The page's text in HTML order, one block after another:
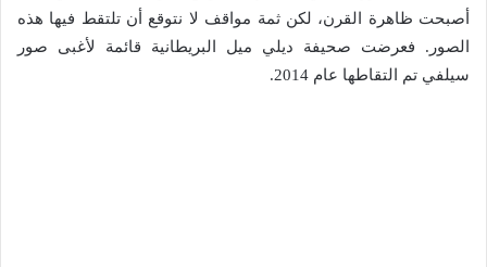
أصبحت ظاهرة القرن، لكن ثمة مواقف لا نتوقع أن تلتقط فيها هذه
الصور. فعرضت صحيفة ديلي ميل البريطانية قائمة لأغبى صور
سيلفي تم التقاطها عام 2014.